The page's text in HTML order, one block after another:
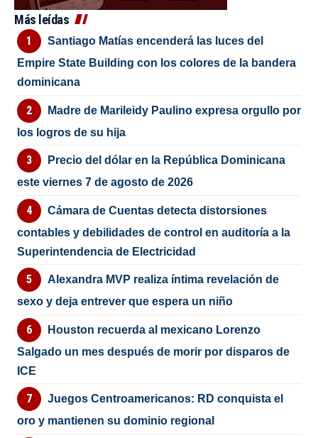
Más leídas
Santiago Matías encenderá las luces del
Empire State Building con los colores de la bandera
dominicana
Madre de Marileidy Paulino expresa orgullo por
los logros de su hija
Precio del dólar en la República Dominicana
este viernes 7 de agosto de 2026
Cámara de Cuentas detecta distorsiones
contables y debilidades de control en auditoría a la
Superintendencia de Electricidad
Alexandra MVP realiza íntima revelación de
sexo y deja entrever que espera un niño
Houston recuerda al mexicano Lorenzo
Salgado un mes después de morir por disparos de
ICE
Juegos Centroamericanos: RD conquista el
oro y mantienen su dominio regional